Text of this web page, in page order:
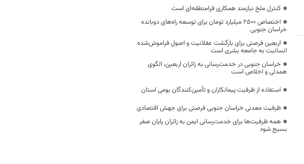
کنترل ملخ نیازمند همکاری فرامنطقه‌ای است
اختصاص 2500 میلیارد تومان برای توسعه راه‌های دوبانده
خراسان جنوبی
اربعین فرصتی برای بازگشت عقلانیت و اصول فراموش‌شده
انسانیت به جامعه بشری است
خراسان جنوبی در خدمت‌رسانی به زائران اربعین، الگوی
همدلی و اخلاص است
استفاده از ظرفیت پیمانکاران و تأمین‌کنندگان بومی استان
ظرفیت معدنی خراسان جنوبی فرصتی برای جهش اقتصادی
همه ظرفیت‌ها برای خدمت‌رسانی ایمن به زائران پایان صفر
بسیج شود